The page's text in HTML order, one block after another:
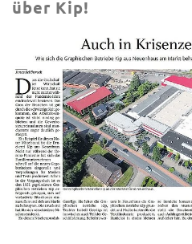
über Kip!